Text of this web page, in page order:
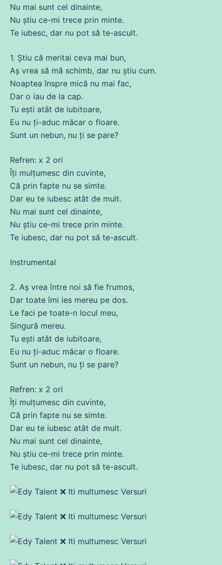
Nu mai sunt cel dinainte,
Nu știu ce-mi trece prin minte.
Te iubesc, dar nu pot să te-ascult.
1. Știu că meritai ceva mai bun,
Aș vrea să mă schimb, dar nu știu cum.
Noaptea înspre mică nu mai fac,
Dar o iau de la cap.
Tu ești atât de iubitoare,
Eu nu ți-aduc măcar o floare.
Sunt un nebun, nu ți se pare?
Refren: x 2 ori
Îți mulțumesc din cuvinte,
Că prin fapte nu se simte.
Dar eu te iubesc atât de mult.
Nu mai sunt cel dinainte,
Nu știu ce-mi trece prin minte.
Te iubesc, dar nu pot să te-ascult.
Instrumental
2. Aș vrea între noi să fie frumos,
Dar toate îmi ies mereu pe dos.
Le faci pe toate-n locul meu,
Singură mereu.
Tu ești atât de iubitoare,
Eu nu ți-aduc măcar o floare.
Sunt un nebun, nu ți se pare?
Refren: x 2 ori
Îți mulțumesc din cuvinte,
Că prin fapte nu se simte.
Dar eu te iubesc atât de mult.
Nu mai sunt cel dinainte,
Nu știu ce-mi trece prin minte.
Te iubesc, dar nu pot să te-ascult.